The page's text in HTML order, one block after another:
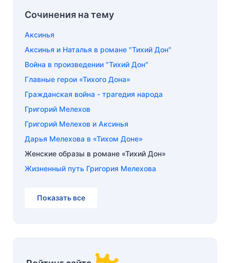
Сочинения на тему
Аксинья
Аксинья и Наталья в романе "Тихий Дон"
Война в произведении "Тихий Дон"
Главные герои «Тихого Дона»
Гражданская война - трагедия народа
Григорий Мелехов
Григорий Мелехов и Аксинья
Дарья Мелехова в «Тихом Доне»
Женские образы в романе «Тихий Дон»
Жизненный путь Григория Мелехова
Показать все